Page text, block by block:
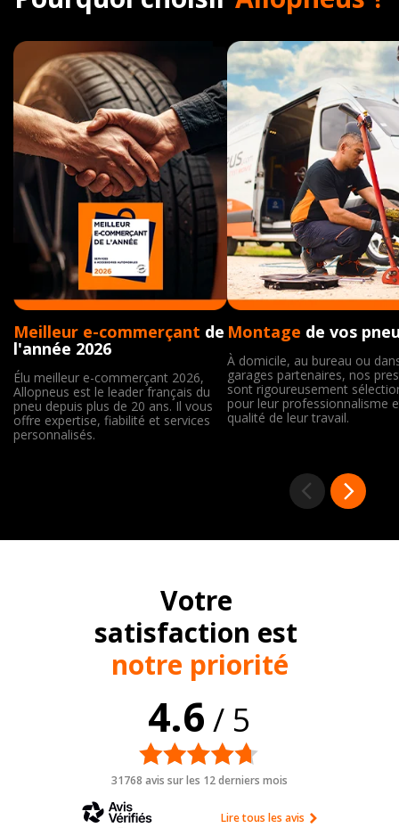
Meilleur e-commerçant de
l'année 2026
Élu meilleur e-commerçant 2026,
Allopneus est le leader français du
pneu depuis plus de 20 ans. Il vous
offre expertise, fiabilité et services
personnalisés.
Montage de vos
À domicile, au bureau ou
garages partenaires, nos
sont rigoureusement
pour leur professionnalisme
qualité de leur travail.
Votre
satisfaction est
notre priorité
4.6 / 5
31768 avis sur les 12 derniers mois
Lire tous les avis